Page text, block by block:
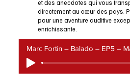
et des anecdotes qui vous
directement au cœur des pays.
pour une aventure auditive
enrichissante.
Marc Fortin – Balado – EP5 –